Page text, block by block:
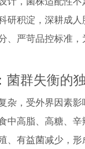
研积淀，深耕成
、严苛品控标准
菌群失衡的
杂，受外界因素
中高脂、高糖、
、有益菌减少，